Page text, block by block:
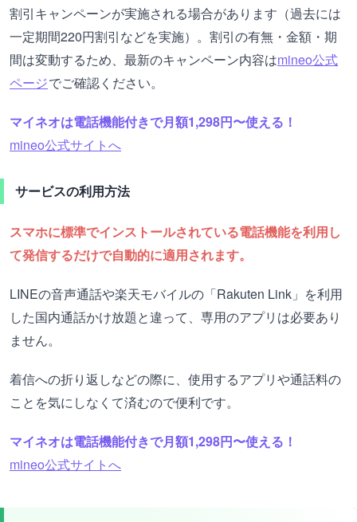
割引キャンペーンが実施される場合があります（過去には
一定期間220円割引などを実施）。割引の有無・金額・期
間は変動するため、最新のキャンペーン内容はmineo公式
ページでご確認ください。
マイネオは電話機能付きで月額1,298円〜使える！
mineo公式サイトへ
サービスの利用方法
スマホに標準でインストールされている電話機能を利用し
て発信するだけで自動的に適用されます。
LINEの音声通話や楽天モバイルの「Rakuten Link」を利用
した国内通話かけ放題と違って、専用のアプリは必要あり
ません。
着信への折り返しなどの際に、使用するアプリや通話料の
ことを気にしなくて済むので便利です。
マイネオは電話機能付きで月額1,298円〜使える！
mineo公式サイトへ